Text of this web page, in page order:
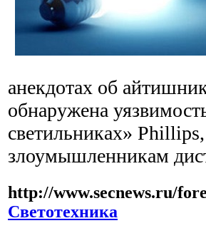
анекдотах об
обнаружена
светильниках»
злоумышленникам
http://www.secnews.ru/
Светотехника